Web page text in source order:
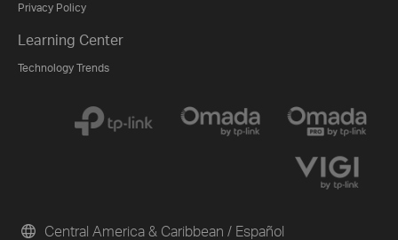
Privacy Policy
Learning Center
Technology Trends
Central America & Caribbean / Español